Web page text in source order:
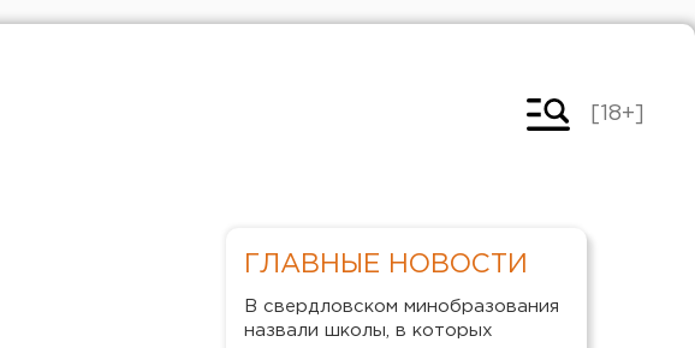
[18+]
ГЛАВНЫЕ НОВОСТИ
В свердловском минобразования
назвали школы, в которых